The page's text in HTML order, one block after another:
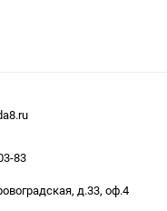
83
д.33, оф.4